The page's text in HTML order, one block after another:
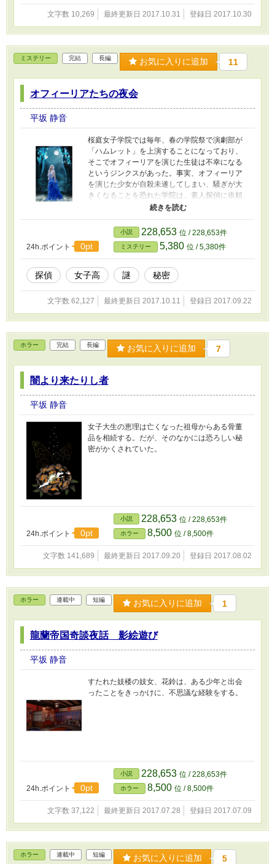
文字数 10,269 最終更新日 2017.10.31 登録日 2017.10.30
ミステリー 完結 長編 お気に入りに追加 11
オフィーリアたちの夜会
平坂 静音
桜庭女子学院では毎年、春の学院祭で演劇部が
「ハムレット」を上演することになっており、
そこでオフィーリアを演じた生徒は不幸になる
というジンクスがあった。事実、オフィーリア
を演じた少女が自殺未遂してしまい、騒ぎが大
きくなることを恐れた学院は、素人探偵に依頼
し、事実を調査することになる。 調べていくう
ちに少女たちの闇が見えてくる。
24h.ポイント 0pt
小説 228,653 位 / 228,653件
ミステリー 5,380 位 / 5,380件
探偵 女子高 謎 秘密
文字数 62,127 最終更新日 2017.10.11 登録日 2017.09.22
ホラー 完結 長編 お気に入りに追加 7
闇より来たりし者
平坂 静音
女子大生の恵理は亡くなった祖母からある骨董
品を相続する。だが、そのなかには恐ろしい秘
密がかくされていた。
24h.ポイント 0pt
小説 228,653 位 / 228,653件
ホラー 8,500 位 / 8,500件
文字数 141,689 最終更新日 2017.09.20 登録日 2017.08.02
ホラー 連載中 短編 お気に入りに追加 1
龍蘭帝国奇談夜話 影絵遊び
平坂 静音
すたれた妓楼の妓女、花鈴は、ある少年と出会
ったことをきっかけに、不思議な経験をする。
24h.ポイント 0pt
小説 228,653 位 / 228,653件
ホラー 8,500 位 / 8,500件
文字数 37,122 最終更新日 2017.07.28 登録日 2017.07.09
ホラー 連載中 短編 お気に入りに追加 5